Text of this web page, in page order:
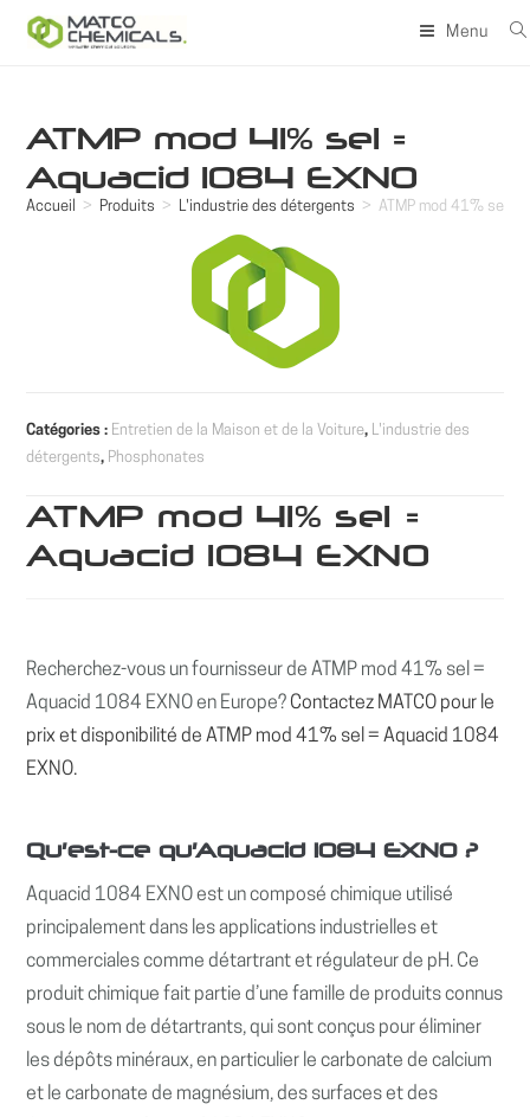
Menu
ATMP mod 41% sel =
Aquacid 1084 EXNO
Accueil > Produits > L'industrie des détergents > ATMP mod 41% sel =
Catégories : Entretien de la Maison et de la Voiture, L'industrie des
détergents, Phosphonates
ATMP mod 41% sel =
Aquacid 1084 EXNO
Recherchez-vous un fournisseur de ATMP mod 41% sel =
Aquacid 1084 EXNO en Europe? Contactez MATCO pour le
prix et disponibilité de ATMP mod 41% sel = Aquacid 1084
EXNO.
Qu’est-ce qu’Aquacid 1084 EXNO ?
Aquacid 1084 EXNO est un composé chimique utilisé
principalement dans les applications industrielles et
commerciales comme détartrant et régulateur de pH. Ce
produit chimique fait partie d’une famille de produits connus
sous le nom de détartrants, qui sont conçus pour éliminer
les dépôts minéraux, en particulier le carbonate de calcium
et le carbonate de magnésium, des surfaces et des